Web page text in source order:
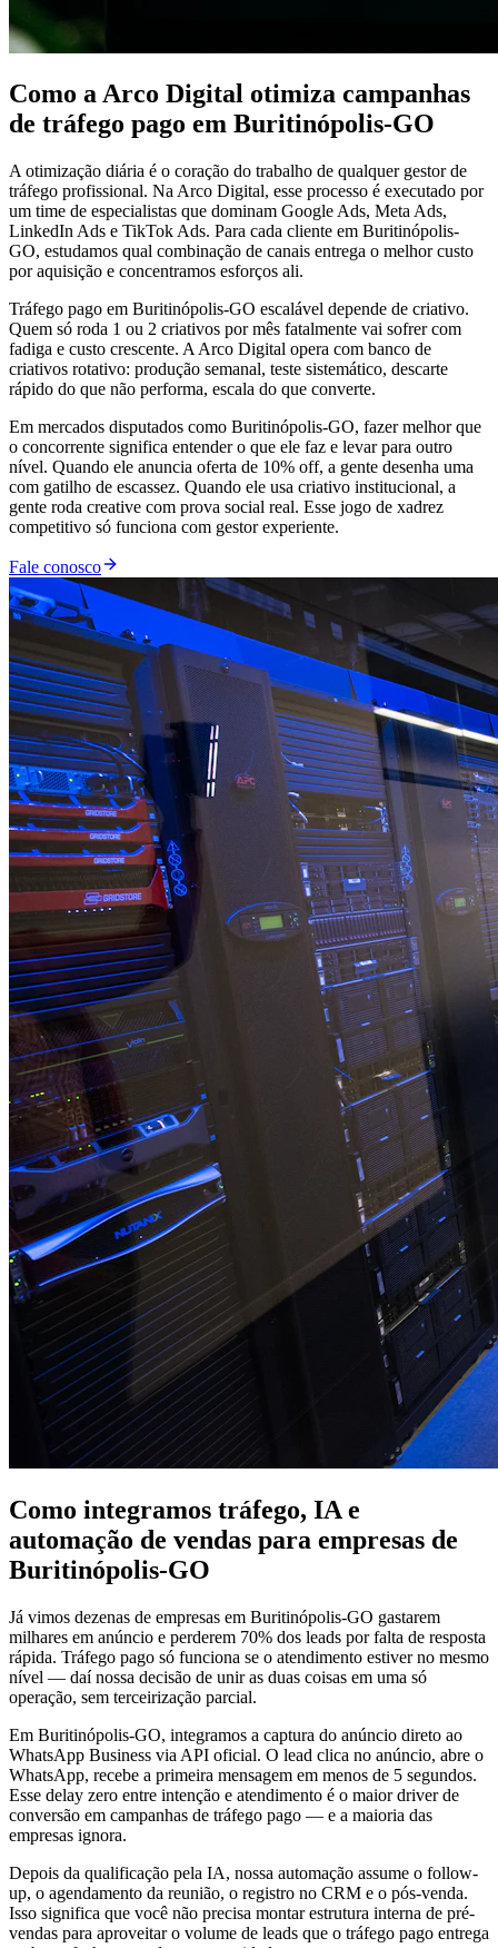
Como a Arco Digital otimiza campanhas
de tráfego pago em Buritinópolis-GO
A otimização diária é o coração do trabalho de qualquer gestor de
tráfego profissional. Na Arco Digital, esse processo é executado por
um time de especialistas que dominam Google Ads, Meta Ads,
LinkedIn Ads e TikTok Ads. Para cada cliente em Buritinópolis-
GO, estudamos qual combinação de canais entrega o melhor custo
por aquisição e concentramos esforços ali.
Tráfego pago em Buritinópolis-GO escalável depende de criativo.
Quem só roda 1 ou 2 criativos por mês fatalmente vai sofrer com
fadiga e custo crescente. A Arco Digital opera com banco de
criativos rotativo: produção semanal, teste sistemático, descarte
rápido do que não performa, escala do que converte.
Em mercados disputados como Buritinópolis-GO, fazer melhor que
o concorrente significa entender o que ele faz e levar para outro
nível. Quando ele anuncia oferta de 10% off, a gente desenha uma
com gatilho de escassez. Quando ele usa criativo institucional, a
gente roda creative com prova social real. Esse jogo de xadrez
competitivo só funciona com gestor experiente.
Fale conosco
Como integramos tráfego, IA e
automação de vendas para empresas de
Buritinópolis-GO
Já vimos dezenas de empresas em Buritinópolis-GO gastarem
milhares em anúncio e perderem 70% dos leads por falta de resposta
rápida. Tráfego pago só funciona se o atendimento estiver no mesmo
nível — daí nossa decisão de unir as duas coisas em uma só
operação, sem terceirização parcial.
Em Buritinópolis-GO, integramos a captura do anúncio direto ao
WhatsApp Business via API oficial. O lead clica no anúncio, abre o
WhatsApp, recebe a primeira mensagem em menos de 5 segundos.
Esse delay zero entre intenção e atendimento é o maior driver de
conversão em campanhas de tráfego pago — e a maioria das
empresas ignora.
Depois da qualificação pela IA, nossa automação assume o follow-
up, o agendamento da reunião, o registro no CRM e o pós-venda.
Isso significa que você não precisa montar estrutura interna de pré-
vendas para aproveitar o volume de leads que o tráfego pago entrega